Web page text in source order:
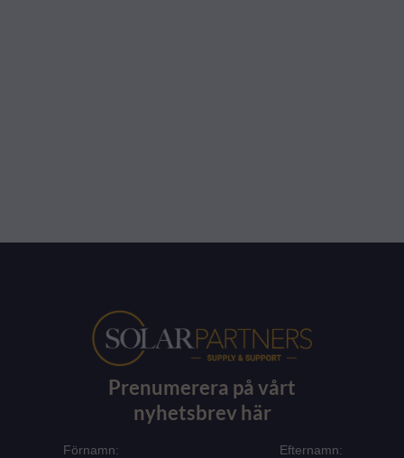
Prenumerera på vårt
nyhetsbrev här
Förnamn: Efternamn: